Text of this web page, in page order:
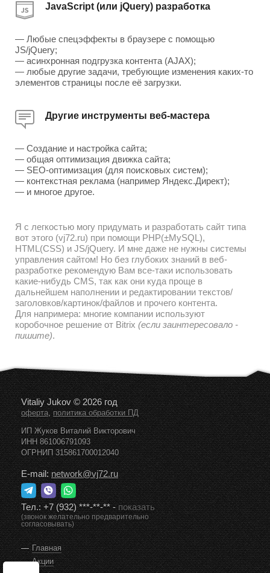
JavaScript (или jQuery) разработка
— Любые спецэффекты в браузере с помощью
JS/jQuery;
— асинхронная подгрузка контента (AJAX);
— любые другие задачи, требующие изменения каких-то
элементов страницы после её загрузки.
Другие инструменты веб-мастера
— Создание и настройка сайта;
— общая оптимизация движка сайта;
— SEO-оптимизация (для поисковых систем);
— контекстная реклама (например Яндекс.Директ);
— и многое другое.
Я с легкостью могу придумать и разработать сайт типа
вот этого (vj72.ru) при помощи PHP(±MySQL),
HTML(CSS) и JS/jQuery. И мне даже не нужны системы
управления сайтом! Но без глубоких знаний в веб-
разработке рекомендую Вам все-таки использовать
какие-нибудь CMS, так как они куда проще в
дальнейшем наполнении и редактировании текстов/
заголовков/картинок/файлов и прочего контента.
Для напримера: многие компании используют
коробочное решение от Bitrix (если заинтересовало -
пишите).
Vitaliy Jukov © 2026 год
оферта,политика обработки ПД
ИП Жуков Виталий Викторович
ИНН 861006791093
ОГРНИП 315861700012040
E-mail:network@vj72.ru
Тел.:+7 (932) ***-**-**-показать
(звонок желательно предварительно
согласовывать)
Главная
Акции